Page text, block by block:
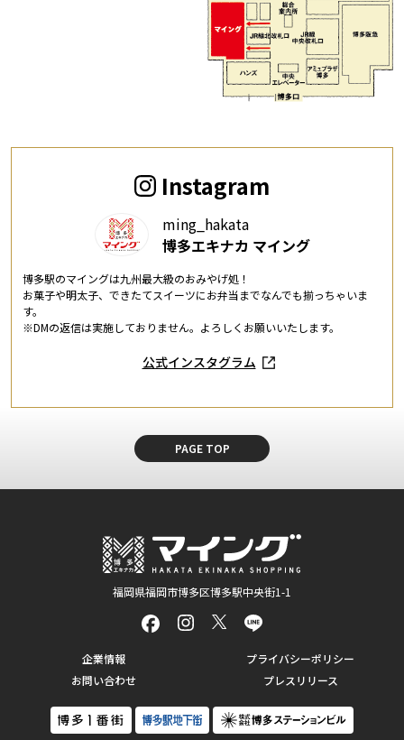
Instagram
ming_hakata
博多エキナカ マイング
博多駅のマイングは九州最大級のおみやげ処！
お菓子や明太子、できたてスイーツにお弁当までなんでも揃っちゃいま
す。
※DMの返信は実施しておりません。よろしくお願いいたします。
公式インスタグラム
PAGE TOP
福岡県福岡市博多区博多駅中央街1-1
企業情報
プライバシーポリシー
お問い合わせ
プレスリリース